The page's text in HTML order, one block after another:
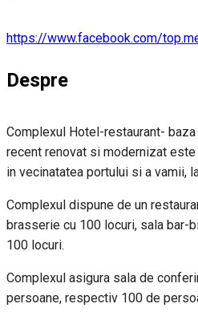
https://www.facebook.com/
Despre
Complexul Hotel-restaurant-
recent renovat si modernizat
in vecinatatea portului si a vamii,
Complexul dispune de un
brasserie cu 100 locuri, sala bar-
100 locuri.
Complexul asigura sala de
persoane, respectiv 100 de